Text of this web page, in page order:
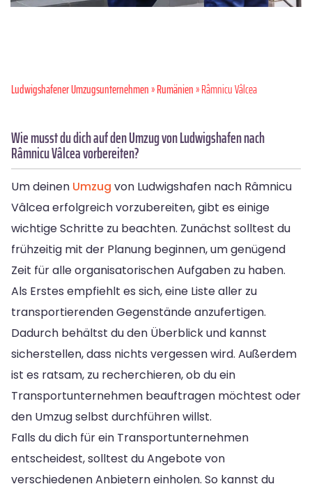
Ludwigshafener Umzugsunternehmen»Rumänien» Râmnicu Vâlcea
Wie musst du dich auf den Umzug von Ludwigshafen nach
Râmnicu Vâlcea vorbereiten?
Um deinen Umzug von Ludwigshafen nach Râmnicu
Vâlcea erfolgreich vorzubereiten, gibt es einige
wichtige Schritte zu beachten. Zunächst solltest du
frühzeitig mit der Planung beginnen, um genügend
Zeit für alle organisatorischen Aufgaben zu haben.
Als Erstes empfiehlt es sich, eine Liste aller zu
transportierenden Gegenstände anzufertigen.
Dadurch behältst du den Überblick und kannst
sicherstellen, dass nichts vergessen wird. Außerdem
ist es ratsam, zu recherchieren, ob du ein
Transportunternehmen beauftragen möchtest oder
den Umzug selbst durchführen willst.
Falls du dich für ein Transportunternehmen
entscheidest, solltest du Angebote von
verschiedenen Anbietern einholen. So kannst du